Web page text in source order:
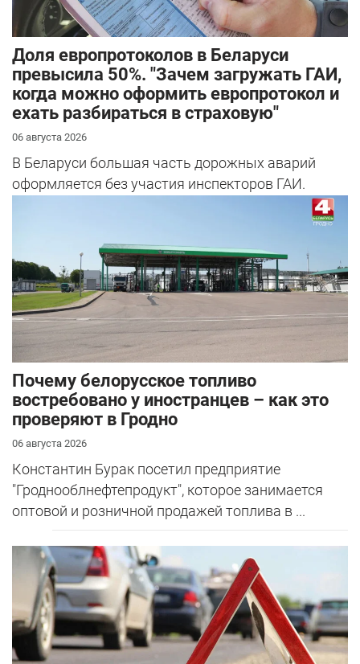
Доля европротоколов в Беларуси
превысила 50%. "Зачем загружать ГАИ,
когда можно оформить европротокол и
ехать разбираться в страховую"
06 августа 2026
В Беларуси большая часть дорожных аварий
оформляется без участия инспекторов ГАИ.
Почему белорусское топливо
востребовано у иностранцев – как это
проверяют в Гродно
06 августа 2026
Константин Бурак посетил предприятие
"Гроднооблнефтепродукт", которое занимается
оптовой и розничной продажей топлива в ...